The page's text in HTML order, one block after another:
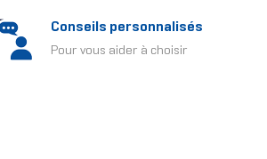
Conseils personnalisés
Pour vous aider à choisir